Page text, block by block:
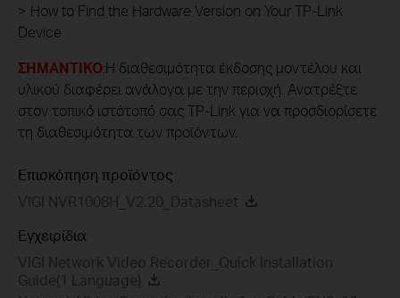
> How to Find the Hardware Version on Your TP-Link
Device
ΣΗΜΑΝΤΙΚΟ:Η διαθεσιμότητα έκδοσης μοντέλου και
υλικού διαφέρει ανάλογα με την περιοχή. Ανατρέξτε
στον τοπικό ιστότοπό σας TP-Link για να προσδιορίσετε
τη διαθεσιμότητα των προϊόντων.
Επισκόπηση προϊόντος
VIGI NVR1008H_V2.20_Datasheet
Εγχειρίδια
VIGI Network Video Recorder_Quick Installation
Guide(1 Language)